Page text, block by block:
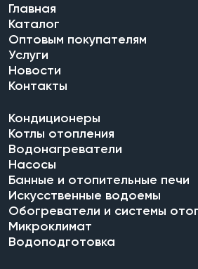
Главная
Каталог
Оптовым покупателям
Услуги
Новости
Контакты
Кондиционеры
Котлы отопления
Водонагреватели
Насосы
Банные и отопительные печи
Искусственные водоемы
Обогреватели и системы
Микроклимат
Водоподготовка